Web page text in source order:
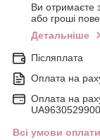
Ви отримаєте
або гроші
Детальніше
Післяплата
Оплата на
Оплата на
Всі умови оплати